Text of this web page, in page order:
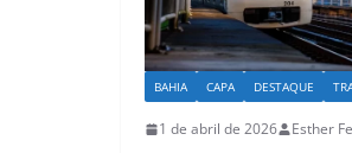
BAHIA CAPA DESTAQUE
1 de abril de 2026 Esther